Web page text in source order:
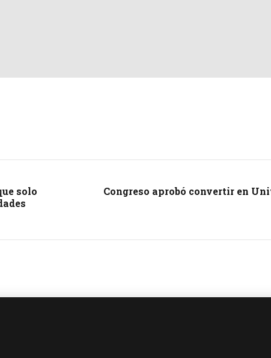
solo
Congreso aprobó convertir en